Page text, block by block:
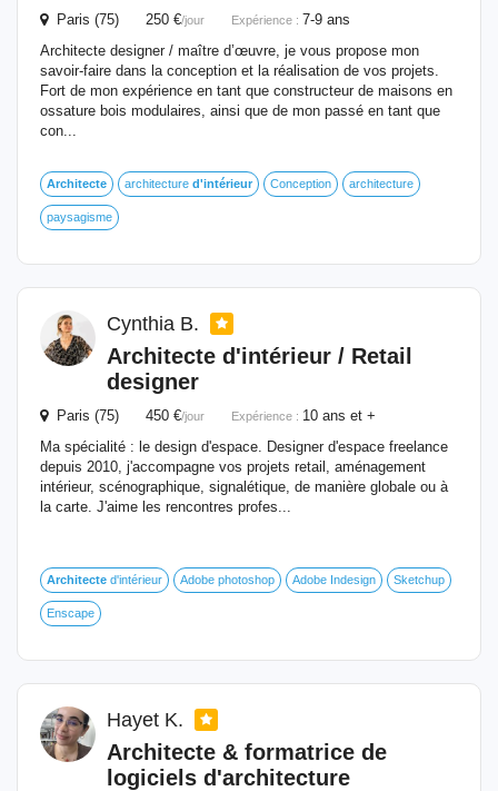
Paris (75) 250 €/jour Expérience : 7-9 ans
Architecte designer / maître d’œuvre, je vous propose mon
savoir-faire dans la conception et la réalisation de vos projets.
Fort de mon expérience en tant que constructeur de maisons en
ossature bois modulaires, ainsi que de mon passé en tant que
con...
Architecte architecture d'intérieur Conception architecture
paysagisme
Cynthia B.
Architecte d'intérieur / Retail
designer
Paris (75) 450 €/jour Expérience : 10 ans et +
Ma spécialité : le design d'espace. Designer d'espace freelance
depuis 2010, j'accompagne vos projets retail, aménagement
intérieur, scénographique, signalétique, de manière globale ou à
la carte. J'aime les rencontres profes...
Architecte d'intérieur Adobe photoshop Adobe Indesign Sketchup
Enscape
Hayet K.
Architecte & formatrice de
logiciels d'architecture